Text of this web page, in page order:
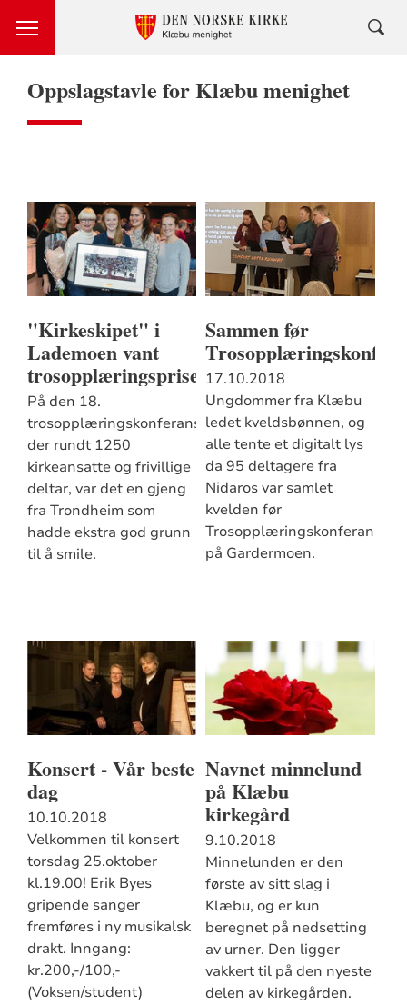
Oppslagstavle for Klæbu menighet
"Kirkeskipet" i
Lademoen vant
trosopplæringsprisen!
På den 18.
trosopplæringskonferansen,
der rundt 1250
kirkeansatte og frivillige
deltar, var det en gjeng
fra Trondheim som
hadde ekstra god grunn
til å smile.
Sammen før
17.10.2018
Ungdommer fra Klæbu
ledet kveldsbønnen, og
alle tente et digitalt lys
da 95 deltagere fra
Nidaros var samlet
kvelden før
Trosopplæringskonferansen
på Gardermoen.
Konsert - Vår beste
dag
10.10.2018
Velkommen til konsert
torsdag 25.oktober
kl.19.00! Erik Byes
gripende sanger
fremføres i ny musikalsk
drakt. Inngang:
kr.200,-/100,-
(Voksen/student)
Navnet minnelund
på Klæbu
kirkegård
9.10.2018
Minnelunden er den
første av sitt slag i
Klæbu, og er kun
beregnet på nedsetting
av urner. Den ligger
vakkert til på den nyeste
delen av kirkegården.